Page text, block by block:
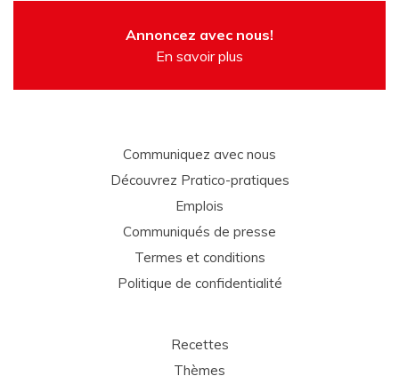
Annoncez avec nous!
En savoir plus
Communiquez avec nous
Découvrez Pratico-pratiques
Emplois
Communiqués de presse
Termes et conditions
Politique de confidentialité
Recettes
Thèmes